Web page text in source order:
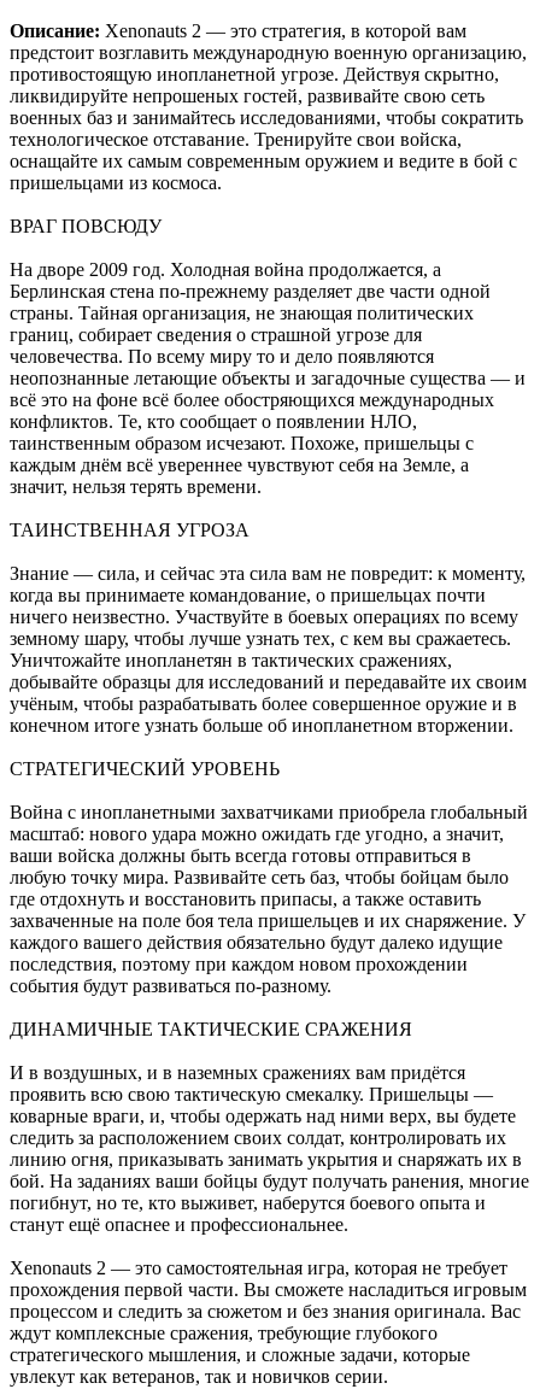
Описание: Xenonauts 2 — это стратегия, в которой вам
предстоит возглавить международную военную организацию,
противостоящую инопланетной угрозе. Действуя скрытно,
ликвидируйте непрошеных гостей, развивайте свою сеть
военных баз и занимайтесь исследованиями, чтобы сократить
технологическое отставание. Тренируйте свои войска,
оснащайте их самым современным оружием и ведите в бой с
пришельцами из космоса.
ВРАГ ПОВСЮДУ
На дворе 2009 год. Холодная война продолжается, а
Берлинская стена по-прежнему разделяет две части одной
страны. Тайная организация, не знающая политических
границ, собирает сведения о страшной угрозе для
человечества. По всему миру то и дело появляются
неопознанные летающие объекты и загадочные существа — и
всё это на фоне всё более обостряющихся международных
конфликтов. Те, кто сообщает о появлении НЛО,
таинственным образом исчезают. Похоже, пришельцы с
каждым днём всё увереннее чувствуют себя на Земле, а
значит, нельзя терять времени.
ТАИНСТВЕННАЯ УГРОЗА
Знание — сила, и сейчас эта сила вам не повредит: к моменту,
когда вы принимаете командование, о пришельцах почти
ничего неизвестно. Участвуйте в боевых операциях по всему
земному шару, чтобы лучше узнать тех, с кем вы сражаетесь.
Уничтожайте инопланетян в тактических сражениях,
добывайте образцы для исследований и передавайте их своим
учёным, чтобы разрабатывать более совершенное оружие и в
конечном итоге узнать больше об инопланетном вторжении.
СТРАТЕГИЧЕСКИЙ УРОВЕНЬ
Война с инопланетными захватчиками приобрела глобальный
масштаб: нового удара можно ожидать где угодно, а значит,
ваши войска должны быть всегда готовы отправиться в
любую точку мира. Развивайте сеть баз, чтобы бойцам было
где отдохнуть и восстановить припасы, а также оставить
захваченные на поле боя тела пришельцев и их снаряжение. У
каждого вашего действия обязательно будут далеко идущие
последствия, поэтому при каждом новом прохождении
события будут развиваться по-разному.
ДИНАМИЧНЫЕ ТАКТИЧЕСКИЕ СРАЖЕНИЯ
И в воздушных, и в наземных сражениях вам придётся
проявить всю свою тактическую смекалку. Пришельцы —
коварные враги, и, чтобы одержать над ними верх, вы будете
следить за расположением своих солдат, контролировать их
линию огня, приказывать занимать укрытия и снаряжать их в
бой. На заданиях ваши бойцы будут получать ранения, многие
погибнут, но те, кто выживет, наберутся боевого опыта и
станут ещё опаснее и профессиональнее.
Xenonauts 2 — это самостоятельная игра, которая не требует
прохождения первой части. Вы сможете насладиться игровым
процессом и следить за сюжетом и без знания оригинала. Вас
ждут комплексные сражения, требующие глубокого
стратегического мышления, и сложные задачи, которые
увлекут как ветеранов, так и новичков серии.